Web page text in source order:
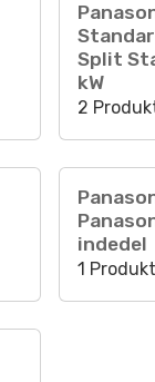
Split
kW
2
indedel
1